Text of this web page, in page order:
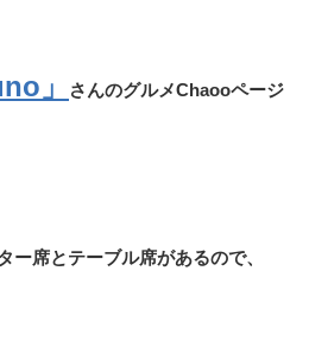
」 さんのグルメChaooページ
ー席とテーブル席があるので、